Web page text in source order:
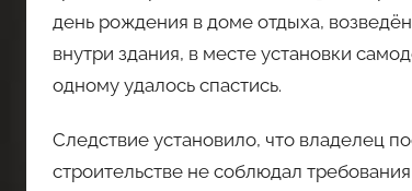
день рождения в доме отдыха,
внутри здания, в месте установки
одному удалось спастись.
Следствие установило, что владелец
строительстве не соблюдал